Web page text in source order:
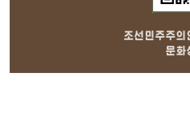
조선민주주의
문화